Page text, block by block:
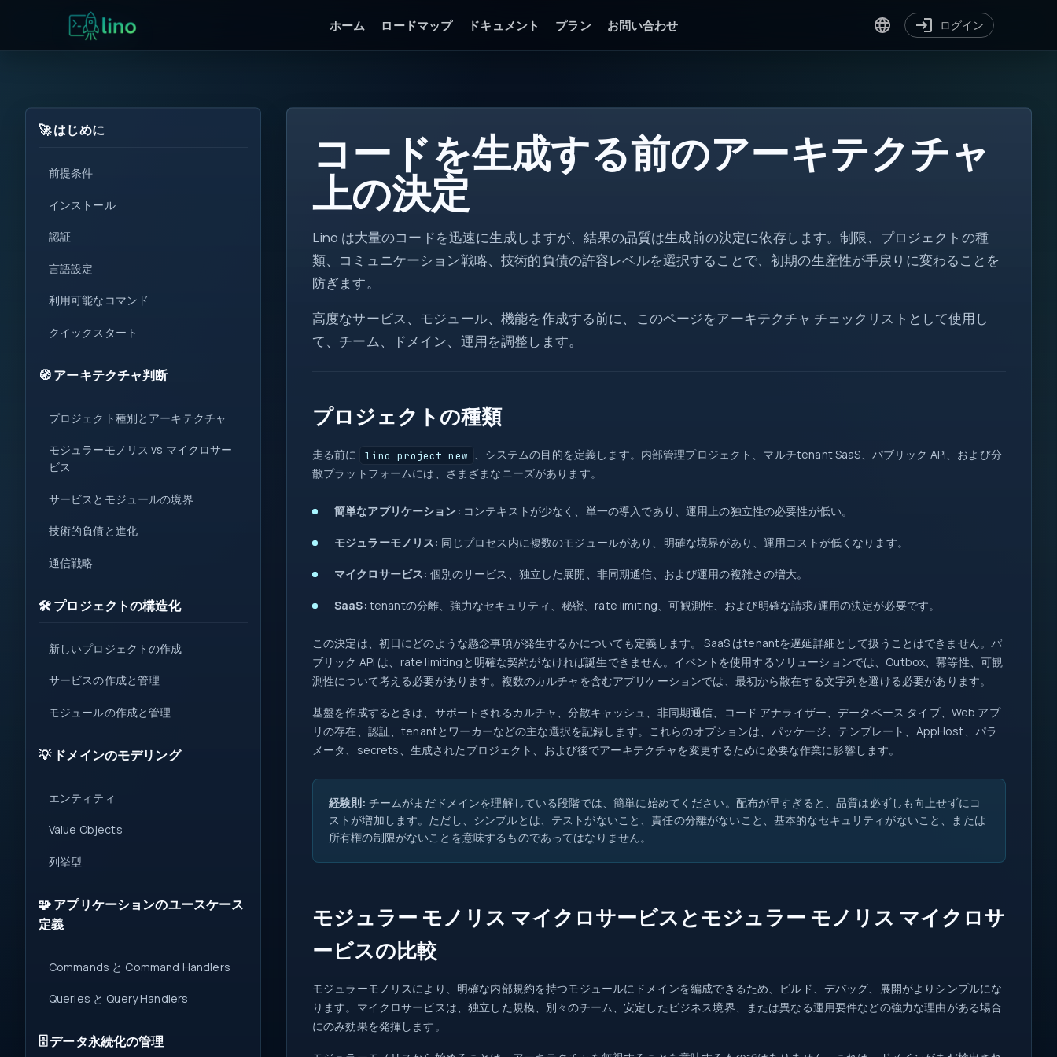
0
=>
?.
( )
for
!=
<T>
set
src
new
try
map
{ }
new
int
DTO
ctx
let
=>
if
for
var
</>
log
ホーム ロードマップ ドキュメント プラン お問い合わせ ログイン
🚀 はじめに
前提条件
インストール
認証
言語設定
利用可能なコマンド
クイックスタート
🧭 アーキテクチャ判断
プロジェクト種別とアーキテクチャ
モジュラーモノリス vs マイクロサー
ビス
サービスとモジュールの境界
技術的負債と進化
通信戦略
🛠️ プロジェクトの構造化
新しいプロジェクトの作成
サービスの作成と管理
モジュールの作成と管理
💡 ドメインのモデリング
エンティティ
Value Objects
列挙型
🧩 アプリケーションのユースケース
定義
Commands と Command Handlers
Queries と Query Handlers
🗄️ データ永続化の管理
コードを生成する前のアーキテクチャ
上の決定
Lino は大量のコードを迅速に生成しますが、結果の品質は生成前の決定に依存します。制限、プロジェクトの種
類、コミュニケーション戦略、技術的負債の許容レベルを選択することで、初期の生産性が手戻りに変わることを
防ぎます。
高度なサービス、モジュール、機能を作成する前に、このページをアーキテクチャ チェックリストとして使用し
て、チーム、ドメイン、運用を調整します。
プロジェクトの種類
走る前に lino project new 、システムの目的を定義します。内部管理プロジェクト、マルチtenant SaaS、パブリック API、および分
散プラットフォームには、さまざまなニーズがあります。
簡単なアプリケーション: コンテキストが少なく、単一の導入であり、運用上の独立性の必要性が低い。
モジュラーモノリス: 同じプロセス内に複数のモジュールがあり、明確な境界があり、運用コストが低くなります。
マイクロサービス: 個別のサービス、独立した展開、非同期通信、および運用の複雑さの増大。
SaaS: tenantの分離、強力なセキュリティ、秘密、rate limiting、可観測性、および明確な請求/運用の決定が必要です。
この決定は、初日にどのような懸念事項が発生するかについても定義します。 SaaS はtenantを遅延詳細として扱うことはできません。パ
ブリック API は、rate limitingと明確な契約がなければ誕生できません。イベントを使用するソリューションでは、Outbox、冪等性、可観
測性について考える必要があります。複数のカルチャを含むアプリケーションでは、最初から散在する文字列を避ける必要があります。
基盤を作成するときは、サポートされるカルチャ、分散キャッシュ、非同期通信、コード アナライザー、データベース タイプ、Web アプ
リの存在、認証、tenantとワーカーなどの主な選択を記録します。これらのオプションは、パッケージ、テンプレート、AppHost、パラ
メータ、secrets、生成されたプロジェクト、および後でアーキテクチャを変更するために必要な作業に影響します。
経験則: チームがまだドメインを理解している段階では、簡単に始めてください。配布が早すぎると、品質は必ずしも向上せずにコ
ストが増加します。ただし、シンプルとは、テストがないこと、責任の分離がないこと、基本的なセキュリティがないこと、または
所有権の制限がないことを意味するものであってはなりません。
モジュラー モノリス マイクロサービスとモジュラー モノリス マイクロサ
ービスの比較
モジュラーモノリスにより、明確な内部規約を持つモジュールにドメインを編成できるため、ビルド、デバッグ、展開がよりシンプルにな
ります。マイクロサービスは、独立した規模、別々のチーム、安定したビジネス境界、または異なる運用要件などの強力な理由がある場合
にのみ効果を発揮します。